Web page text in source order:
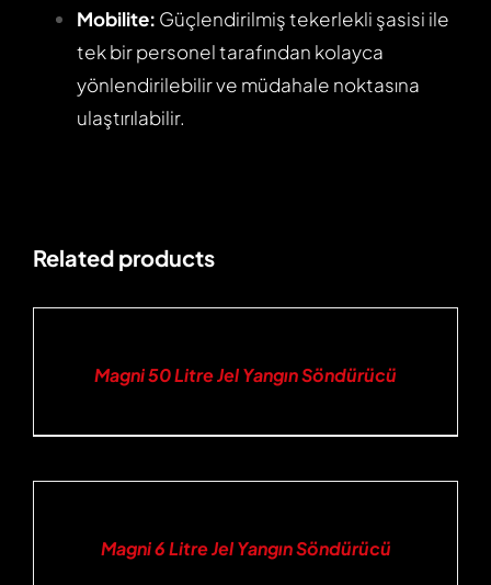
Mobilite: Güçlendirilmiş tekerlekli şasisi ile
tek bir personel tarafından kolayca
yönlendirilebilir ve müdahale noktasına
ulaştırılabilir.
Related products
Magni 50 Litre Jel Yangın Söndürücü
Magni 6 Litre Jel Yangın Söndürücü